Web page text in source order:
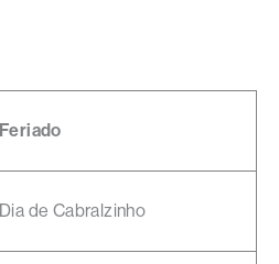
Feriado
Dia de Cabralzinho